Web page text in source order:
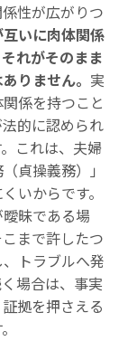
性が広がりつ
いに肉体関係
れがそのまま
りません。 実
係を持つこと
的に認められ
これは、夫婦
貞操義務）」
いからです。
昧である場
まで許したつ
トラブルへ発
場合は、事実
拠を押さえる